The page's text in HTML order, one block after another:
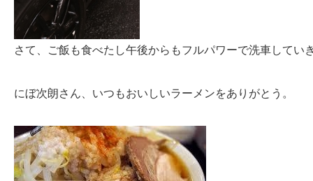
さて、ご飯も食べたし午後からもフルパワーで洗車してい
にぼ次朗さん、いつもおいしいラーメンをありがとう。